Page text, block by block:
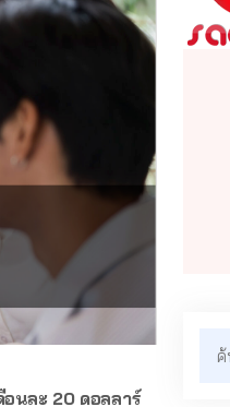
นละ 20 ดอลลาร์